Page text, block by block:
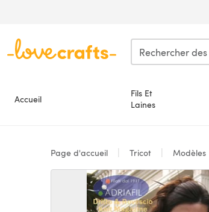
Accueil
Fils Et
Laines
Page d'accueil Tricot Modèles